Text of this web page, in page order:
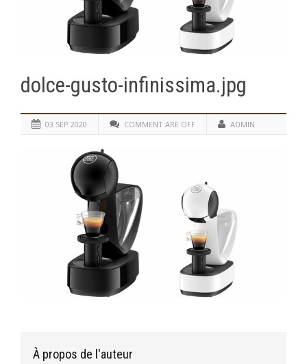
dolce-gusto-infinissima.jpg
03 SEP 2020 COMMENT ARE OFF ADMIN
À propos de l'auteur